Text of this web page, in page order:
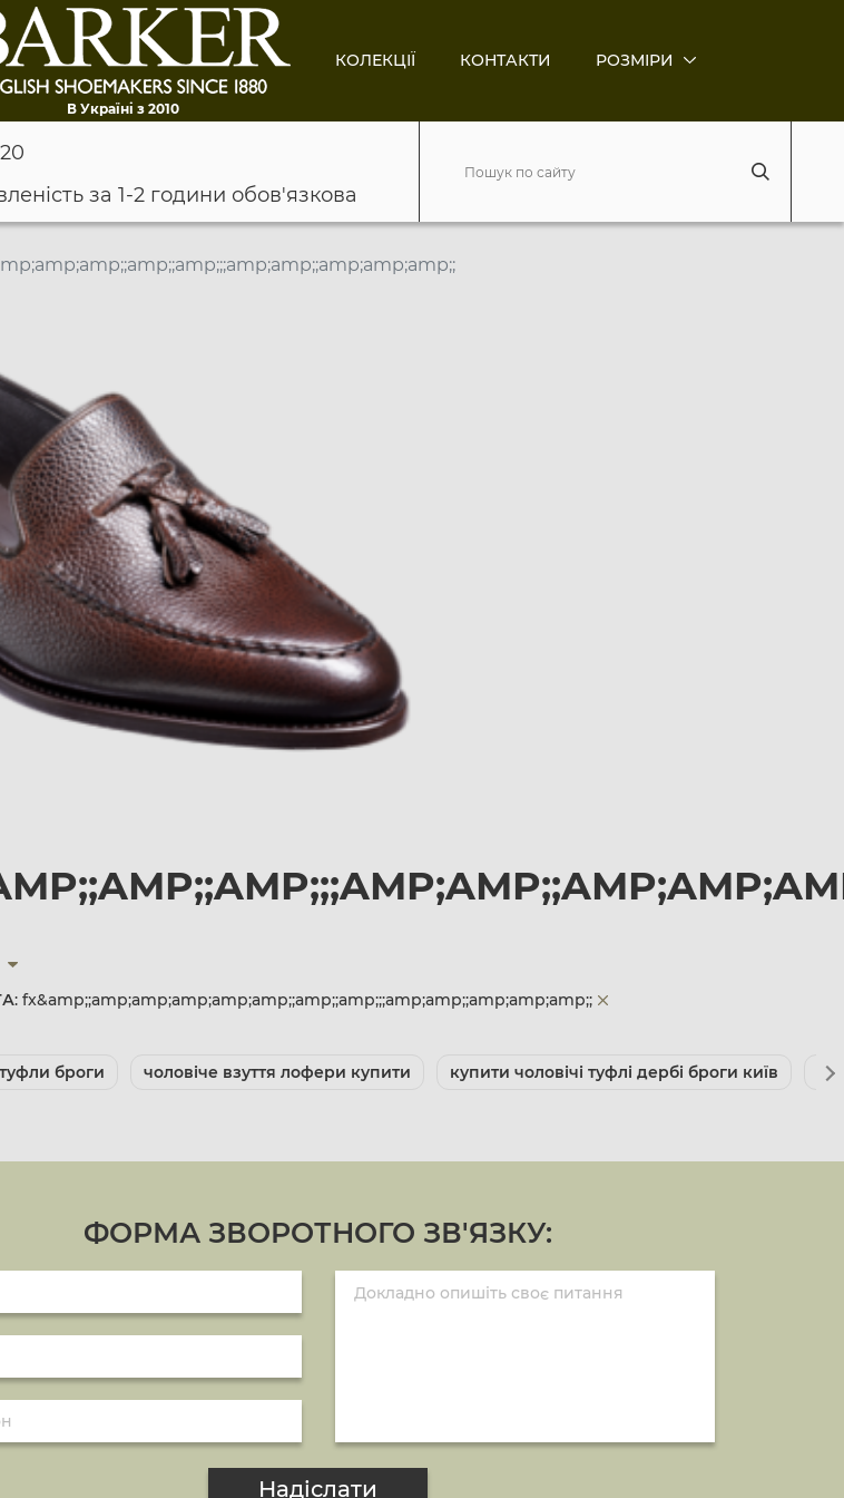
В Україні з 2010
КОЛЕКЦІЇ КОНТАКТИ РОЗМІРИ
за 1-2 години обов'язкова
: fx&amp;;amp;amp;amp;amp;amp;;amp;;amp;;;amp;amp;;amp;amp;amp;;
туфли броги чоловіче взуття лофери купити купити чоловічі туфлі дербі броги київ
ФОРМА ЗВОРОТНОГО ЗВ'ЯЗКУ:
Надіслати